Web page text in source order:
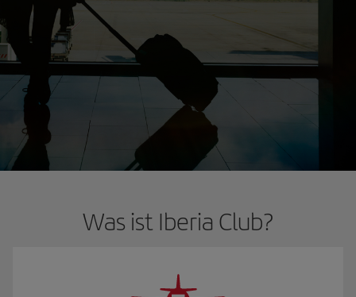
Was ist Iberia Club?